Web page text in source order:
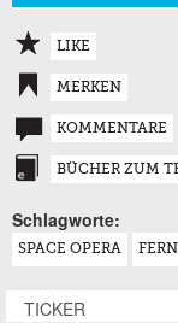
LIKE
MERKEN
KOMMENTARE
BÜCHER ZUM
Schlagworte:
SPACE OPERA
TICKER